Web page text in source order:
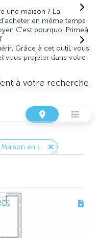
une maison ? La
en même temps
C'est pourquoi Primeâ
Grâce à cet outil, vous
vous projeter dans votre
à votre recherche
Maison en L